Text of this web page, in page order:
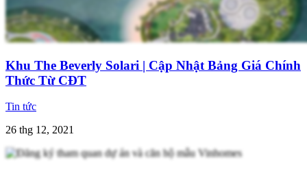
Khu The Beverly Solari | Cập Nhật Bảng Giá Chính
Thức Từ CĐT
Tin tức
26 thg 12, 2021